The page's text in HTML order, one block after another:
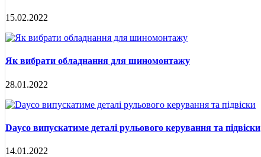
15.02.2022
Як вибрати обладнання для шиномонтажу
28.01.2022
Dayco випускатиме деталі рульового керування та підвіски
14.01.2022